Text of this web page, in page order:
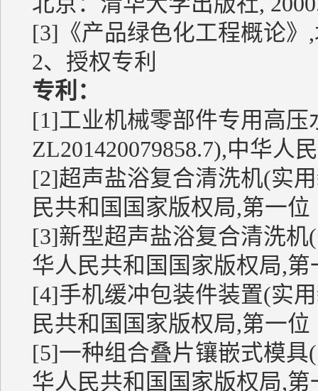
[3]《产品绿色化工程概论》
2、授权专利
专利：
[1]工业机械零部件专用高
ZL201420079858.7),中华人
[2]超声盐浴复合清洗机(实
民共和国国家版权局,第一位
[3]新型超声盐浴复合清洗机
华人民共和国国家版权局,第
[4]手机缓冲包装件装置(实
民共和国国家版权局,第一位
[5]一种组合叠片镶嵌式模具
华人民共和国国家版权局,第